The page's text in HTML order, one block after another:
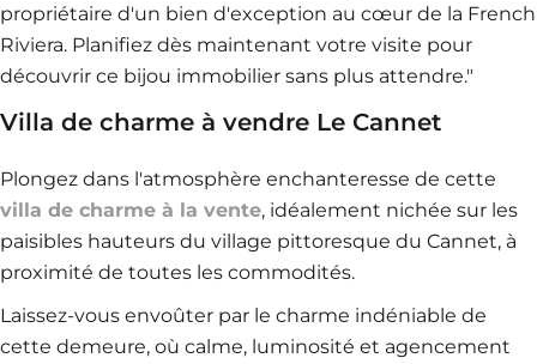
propriétaire d'un bien d'exception au cœur de la French
Riviera. Planifiez dès maintenant votre visite pour
découvrir ce bijou immobilier sans plus attendre."
Villa de charme à vendre Le Cannet
Plongez dans l'atmosphère enchanteresse de cette
villa de charme à la vente, idéalement nichée sur les
paisibles hauteurs du village pittoresque du Cannet, à
proximité de toutes les commodités.
Laissez-vous envoûter par le charme indéniable de
cette demeure, où calme, luminosité et agencement